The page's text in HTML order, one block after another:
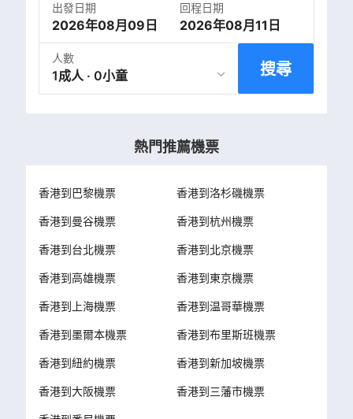
出發日期
2026年08月09日
回程日期
2026年08月11日
人數
1成人 · 0小童 搜尋
熱門推薦機票
香港到巴黎機票 香港到洛杉磯機票
香港到曼谷機票 香港到杭州機票
香港到台北機票 香港到北京機票
香港到高雄機票 香港到東京機票
香港到上海機票 香港到温哥華機票
香港到墨爾本機票 香港到布里斯班機票
香港到紐約機票 香港到新加坡機票
香港到大阪機票 香港到三藩市機票